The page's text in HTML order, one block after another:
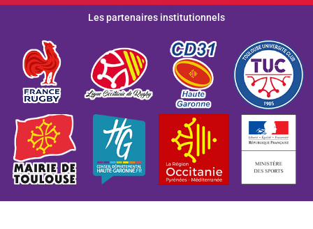
Les partenaires institutionnels